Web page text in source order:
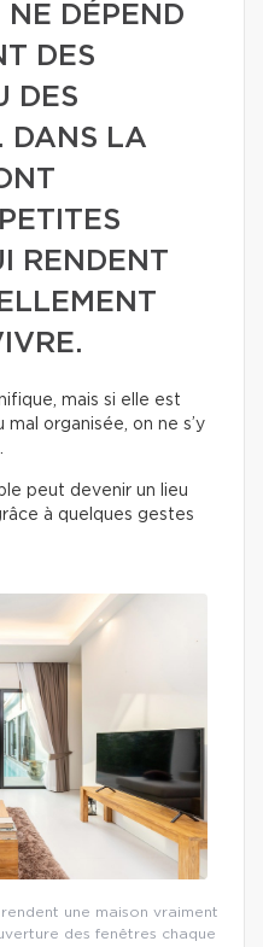
NE DÉPEND
DES
DES
DANS LA
RENDENT
mais si elle est
organisée, on ne s’y
peut devenir un lieu
à quelques gestes
une maison vraiment
des fenêtres chaque